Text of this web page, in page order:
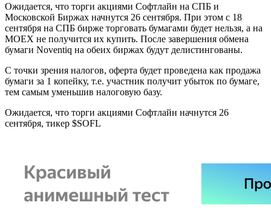
Ожидается, что торги акциями Софтлайн на СПБ и
Московской Биржах начнутся 26 сентября. При этом с 18
сентября на СПБ бирже торговать бумагами будет нельзя, а на
MOEX не получится их купить. После завершения обмена
бумаги Noventiq на обеих биржах будут делистингованы.
С точки зрения налогов, оферта будет проведена как продажа
бумаги за 1 копейку, т.е. участник получит убыток по бумаге,
тем самым уменьшив налоговую базу.
Ожидается, что торги акциями Софтлайн начнутся 26
сентября, тикер $SOFL